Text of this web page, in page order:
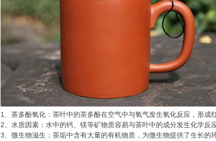
1、茶多酚氧化：茶叶中的茶多酚在空气中与氧气发生氧化反应，形成
2、水质因素：水中的钙、镁等矿物质容易与茶叶中的成分发生化学反
3、微生物滋生：茶垢中含有大量的有机物质，为微生物提供了生长的